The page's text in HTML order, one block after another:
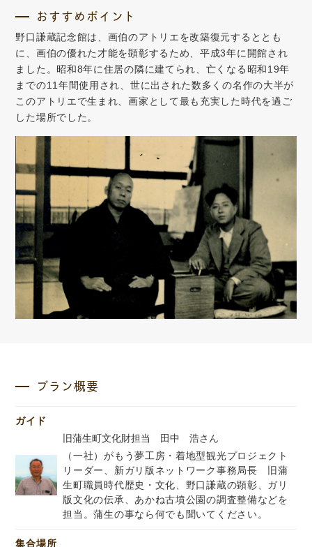
おすすめポイント
野口謙蔵記念館は、画伯のアトリエを改築復元するととも
に、画伯の優れた才能を顕彰するため、平成3年に開館され
ました。昭和8年に住居の隣に建てられ、亡くなる昭和19年
までの11年間使用され、世に出された数多くの名作の大半が
このアトリエで生まれ、画家として最も充実した時代を過ご
した場所でした。
プラン概要
ガイド
旧蒲生町文化財担当 田中 浩さん
（一社）がもう夢工房・着地型観光プロジェクト
リーダー、新ガリ版ネットワーク事務局長 旧蒲
生町職員時代歴史・文化、野口謙蔵の顕彰、ガリ
版文化の伝承、あかね古墳公園の調査整備などを
担当。蒲生の事なら何でも聞いてください。
集合場所